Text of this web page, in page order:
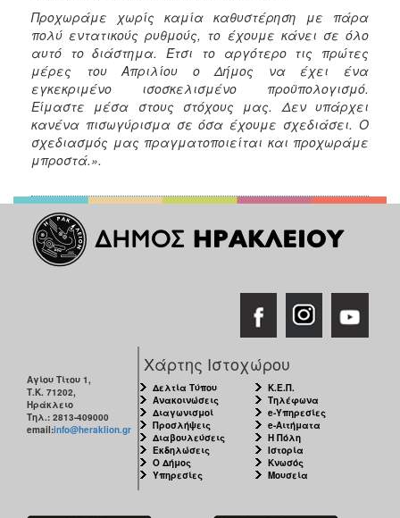
Προχωράμε χωρίς καμία καθυστέρηση με πάρα
πολύ εντατικούς ρυθμούς, το έχουμε κάνει σε όλο
αυτό το διάστημα. Έτσι το αργότερο τις πρώτες
μέρες του Απριλίου ο Δήμος να έχει ένα
εγκεκριμένο ισοσκελισμένο προϋπολογισμό.
Είμαστε μέσα στους στόχους μας. Δεν υπάρχει
κανένα πισωγύρισμα σε όσα έχουμε σχεδιάσει. Ο
σχεδιασμός μας πραγματοποιείται και προχωράμε
μπροστά.».
Αγίου Τίτου 1,
Τ.Κ. 71202,
Ηράκλειο
Τηλ.: 2813-409000
email:info@heraklion.gr
Χάρτης Ιστοχώρου
Δελτία Τύπου
Ανακοινώσεις
Διαγωνισμοί
Προσλήψεις
Διαβουλεύσεις
Εκδηλώσεις
Ο Δήμος
Υπηρεσίες
Κ.Ε.Π.
Τηλέφωνα
e-Υπηρεσίες
e-Αιτήματα
Η Πόλη
Ιστορία
Κνωσός
Μουσεία